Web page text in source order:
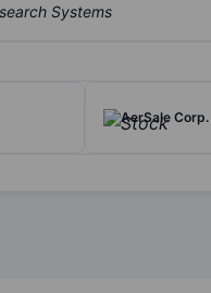
AerSale Corp.